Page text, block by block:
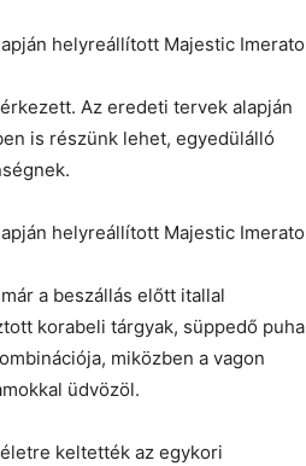
Az eredeti tervek alapján
is részünk lehet, egyedülálló
a beszállás előtt itallal
korabeli tárgyak, süppedő puha
miközben a vagon
üdvözöl.
keltették az egykori